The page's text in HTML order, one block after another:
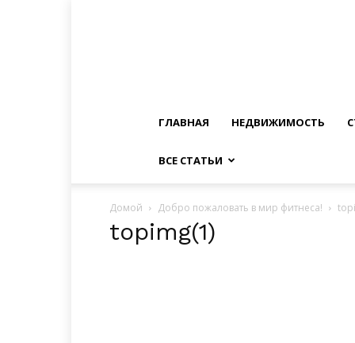
ГЛАВНАЯ НЕДВИЖИМОСТЬ
ВСЕ СТАТЬИ
Домой Добро пожаловать в мир фитнеса!
topimg(1)